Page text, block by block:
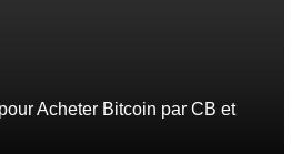
Acheter Bitcoin par CB et